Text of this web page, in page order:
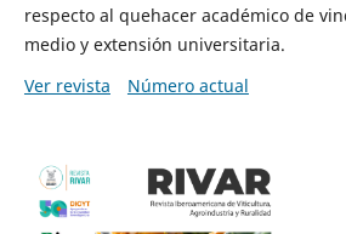
respecto al quehacer académico de
medio y extensión universitaria.
Ver revista
Número actual